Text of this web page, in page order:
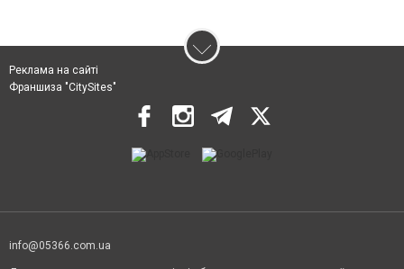
Реклама на сайті
Франшиза "CitySites"
info@05366.com.ua